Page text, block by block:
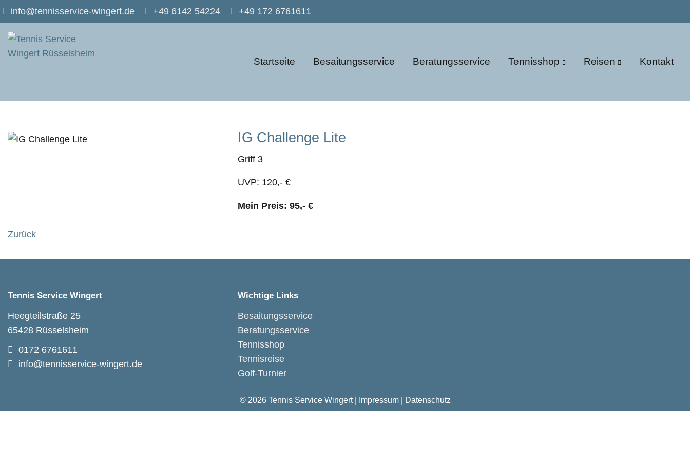
info@tennisservice-wingert.de +49 6142 54224 +49 172 6761611
Startseite Besaitungsservice Beratungsservice Tennisshop Reisen Kontakt
IG Challenge Lite
Griff 3
UVP: 120,- €
Mein Preis: 95,- €
Zurück
Tennis Service Wingert
Heegteilstraße 25
65428 Rüsselsheim
0172 6761611
info@tennisservice-wingert.de
Wichtige Links
Besaitungsservice
Beratungsservice
Tennisshop
Tennisreise
Golf-Turnier
© 2026 Tennis Service Wingert | Impressum| Datenschutz